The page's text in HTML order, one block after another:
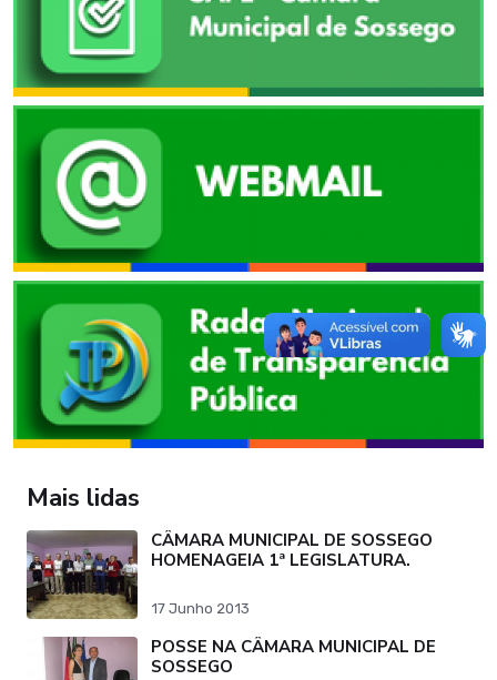
Mais lidas
CÂMARA MUNICIPAL DE SOSSEGO
HOMENAGEIA 1ª LEGISLATURA.
17 Junho 2013
POSSE NA CÂMARA MUNICIPAL DE
SOSSEGO